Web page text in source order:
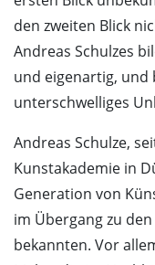
den zweiten Blick
Andreas Schulzes
und eigenartig,
unterschwelliges
Andreas Schulze,
Kunstakademie in
Generation von
im Übergang zu
bekannten. Vor